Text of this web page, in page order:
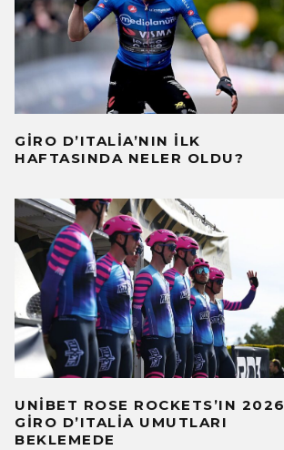
GIRO D’ITALIA’NIN İLK
HAFTASINDA NELER OLDU?
UNIBET ROSE ROCKETS’IN 2026
GIRO D’ITALIA UMUTLARI
BEKLEMEDE